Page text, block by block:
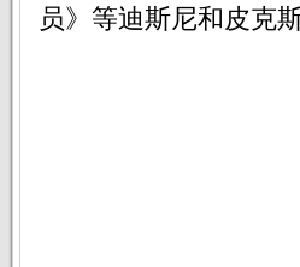
员》等迪斯尼和皮克